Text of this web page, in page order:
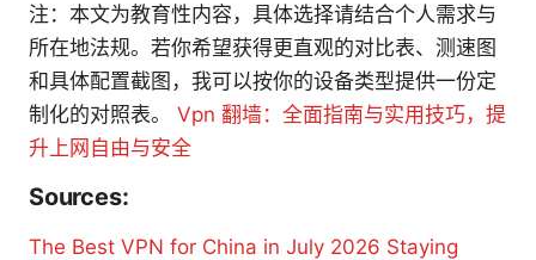
注：本文为教育性内容，具体选择请结合个人需求与
所在地法规。若你希望获得更直观的对比表、测速图
和具体配置截图，我可以按你的设备类型提供一份定
制化的对照表。 Vpn 翻墙：全面指南与实用技巧，提
升上网自由与安全
Sources:
The Best VPN for China in July 2026 Staying